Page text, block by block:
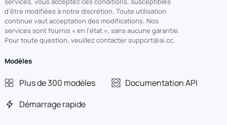
d’être modifiées à notre discrétion. Toute utilisation
continue vaut acceptation des modifications. Nos
services sont fournis « en l’état », sans aucune garantie.
Pour toute question, veuillez contacter support@ai.cc.
Modèles
Plus de 300 modèles
Documentation API
Démarrage rapide